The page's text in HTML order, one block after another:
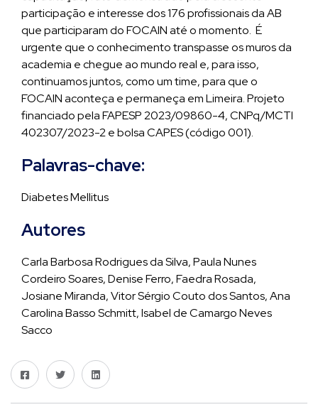
participação e interesse dos 176 profissionais da AB
que participaram do FOCAIN até o momento. É
urgente que o conhecimento transpasse os muros da
academia e chegue ao mundo real e, para isso,
continuamos juntos, como um time, para que o
FOCAIN aconteça e permaneça em Limeira. Projeto
financiado pela FAPESP 2023/09860-4, CNPq/MCTI
402307/2023-2 e bolsa CAPES (código 001).
Palavras-chave:
Diabetes Mellitus
Autores
Carla Barbosa Rodrigues da Silva, Paula Nunes
Cordeiro Soares, Denise Ferro, Faedra Rosada,
Josiane Miranda, Vitor Sérgio Couto dos Santos, Ana
Carolina Basso Schmitt, Isabel de Camargo Neves
Sacco